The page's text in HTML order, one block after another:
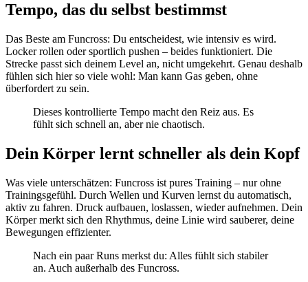
Tempo, das du selbst bestimmst
Das Beste am Funcross: Du entscheidest, wie intensiv es wird.
Locker rollen oder sportlich pushen – beides funktioniert. Die
Strecke passt sich deinem Level an, nicht umgekehrt. Genau deshalb
fühlen sich hier so viele wohl: Man kann Gas geben, ohne
überfordert zu sein.
Dieses kontrollierte Tempo macht den Reiz aus. Es
fühlt sich schnell an, aber nie chaotisch.
Dein Körper lernt schneller als dein Kopf
Was viele unterschätzen: Funcross ist pures Training – nur ohne
Trainingsgefühl. Durch Wellen und Kurven lernst du automatisch,
aktiv zu fahren. Druck aufbauen, loslassen, wieder aufnehmen. Dein
Körper merkt sich den Rhythmus, deine Linie wird sauberer, deine
Bewegungen effizienter.
Nach ein paar Runs merkst du: Alles fühlt sich stabiler
an. Auch außerhalb des Funcross.